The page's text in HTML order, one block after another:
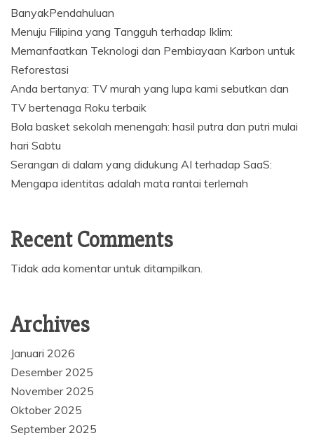
BanyakPendahuluan
Menuju Filipina yang Tangguh terhadap Iklim:
Memanfaatkan Teknologi dan Pembiayaan Karbon untuk
Reforestasi
Anda bertanya: TV murah yang lupa kami sebutkan dan
TV bertenaga Roku terbaik
Bola basket sekolah menengah: hasil putra dan putri mulai
hari Sabtu
Serangan di dalam yang didukung AI terhadap SaaS:
Mengapa identitas adalah mata rantai terlemah
Recent Comments
Tidak ada komentar untuk ditampilkan.
Archives
Januari 2026
Desember 2025
November 2025
Oktober 2025
September 2025